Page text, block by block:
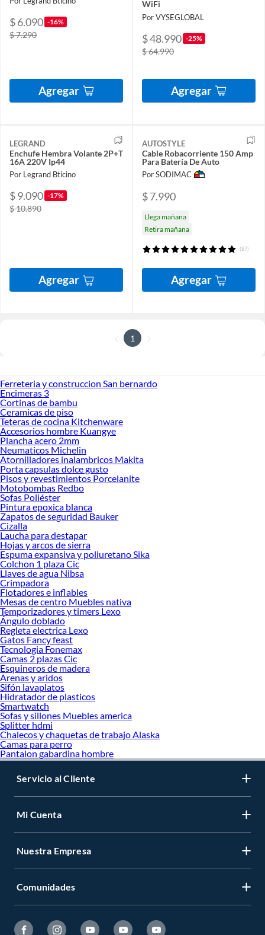
$ 6.090 -16%
$ 7.290
Agregar
WiFi
Por VYSEGLOBAL
$ 48.990 -25%
$ 64.990
Agregar
LEGRAND
Enchufe Hembra Volante 2P+T
16A 220V Ip44
Por Legrand Bticino
$ 9.090 -17%
$ 10.890
Agregar
AUTOSTYLE
Cable Robacorriente 150 Amp
Para Batería De Auto
Por SODIMAC
$ 7.990
Llega mañana
Retira mañana
(87)
Agregar
1
Ferreteria y construccion San bernardo
Encimeras 3
Cortinas de bambu
Ceramicas de piso
Teteras de cocina Kitchenware
Accesorios hombre Kuangye
Plancha acero 2mm
Neumaticos Michelin
Atornilladores inalambricos Makita
Porta capsulas dolce gusto
Pisos y revestimientos Porcelanite
Motobombas Redbo
Sofas Poliéster
Pintura epoxica blanca
Zapatos de seguridad Bauker
Cizalla
Laucha para destapar
Hojas y arcos de sierra
Espuma expansiva y poliuretano Sika
Colchon 1 plaza Cic
Llaves de agua Nibsa
Crimpadora
Flotadores e inflables
Mesas de centro Muebles nativa
Temporizadores y timers Lexo
Ángulo doblado
Regleta electrica Lexo
Gatos Fancy feast
Tecnologia Fonemax
Camas 2 plazas Cic
Esquineros de madera
Arenas y aridos
Sifón lavaplatos
Hidratador de plasticos
Smartwatch
Sofas y sillones Muebles america
Splitter hdmi
Chalecos y chaquetas de trabajo Alaska
Camas para perro
Pantalon gabardina hombre
Servicio al Cliente
Mi Cuenta
Nuestra Empresa
Comunidades